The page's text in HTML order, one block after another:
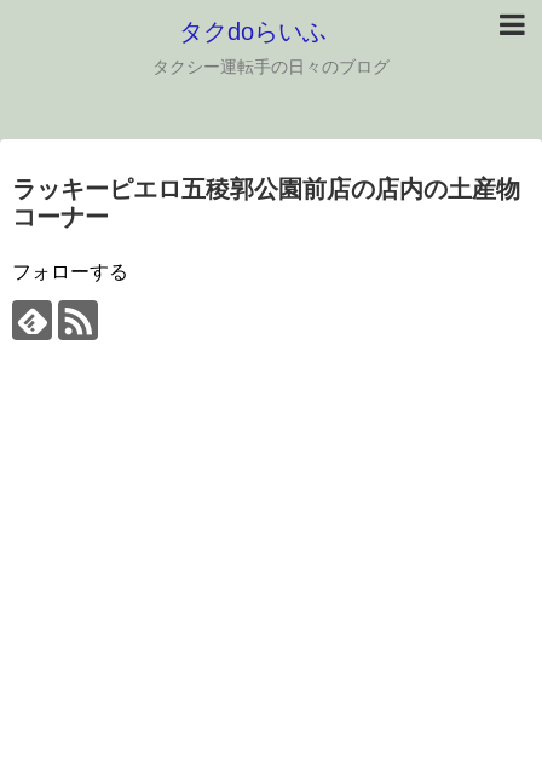
タクdoらいふ
タクシー運転手の日々のブログ
ラッキーピエロ五稜郭公園前店の店内の土産物
コーナー
フォローする